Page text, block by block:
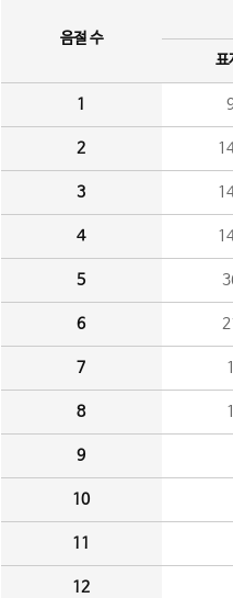
음절 수
표
1
2
3
4
5
6
7
8
9
10
11
12